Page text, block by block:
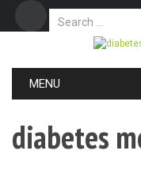
Search for:
MENU
diabetes